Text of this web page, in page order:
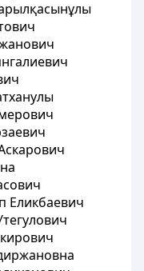
Еликбаевич